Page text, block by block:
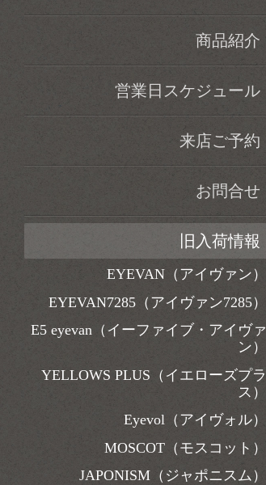
商品紹介
営業日スケジュール
来店ご予約
お問合せ
旧入荷情報
EYEVAN（アイヴァン）
EYEVAN7285（アイヴァン7285）
E5 eyevan（イーファイブ・アイヴァ
ン）
YELLOWS PLUS（イエローズプラ
ス）
Eyevol（アイヴォル）
MOSCOT（モスコット）
JAPONISM（ジャポニスム）